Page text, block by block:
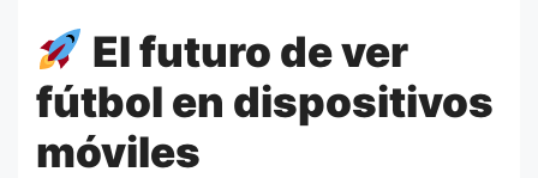
El futuro de ver
fútbol en dispositivos
móviles